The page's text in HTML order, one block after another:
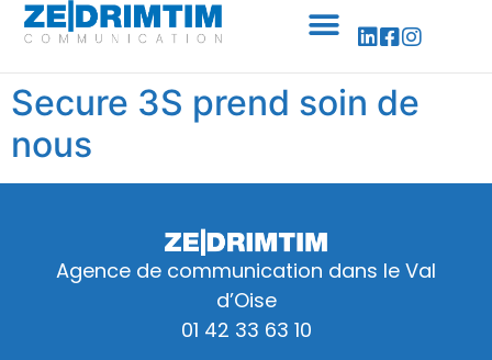
Secure 3S prend soin de
nous
Agence de communication dans le Val
d’Oise
01 42 33 63 10
Panneau de gestion des cookies